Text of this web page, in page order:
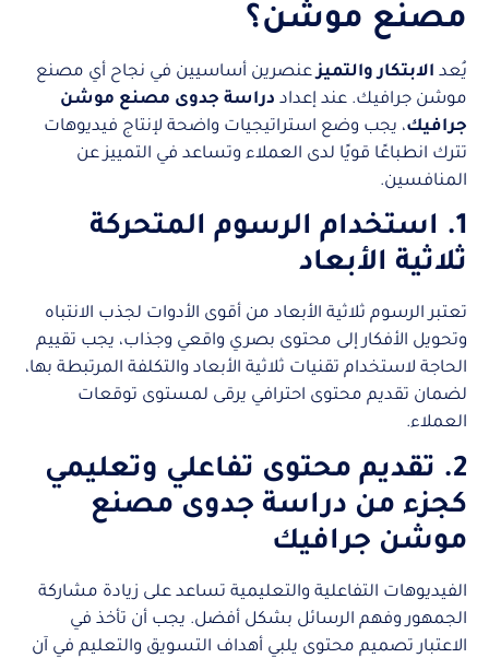
مصنع موشن؟
يُعد الابتكار والتميزعنصرين أساسيين في نجاح أي مصنع
موشن جرافيك. عند إعداد دراسة جدوى مصنع موشن
جرافيك، يجب وضع استراتيجيات واضحة لإنتاج فيديوهات
تترك انطباعًا قويًا لدى العملاء وتساعد في التمييز عن
المنافسين.
1. استخدام الرسوم المتحركة
ثلاثية الأبعاد
تعتبر الرسوم ثلاثية الأبعاد من أقوى الأدوات لجذب الانتباه
وتحويل الأفكار إلى محتوى بصري واقعي وجذاب، يجب تقييم
الحاجة لاستخدام تقنيات ثلاثية الأبعاد والتكلفة المرتبطة بها،
لضمان تقديم محتوى احترافي يرقى لمستوى توقعات
العملاء.
2. تقديم محتوى تفاعلي وتعليمي
كجزء من دراسة جدوى مصنع
موشن جرافيك
الفيديوهات التفاعلية والتعليمية تساعد على زيادة مشاركة
الجمهور وفهم الرسائل بشكل أفضل. يجب أن تأخذ في
الاعتبار تصميم محتوى يلبي أهداف التسويق والتعليم في آن